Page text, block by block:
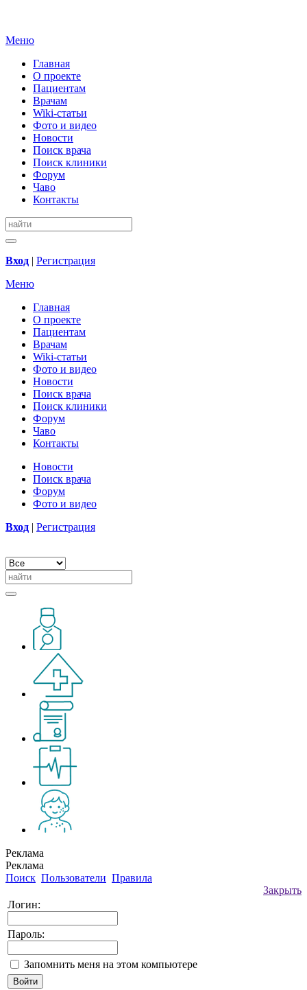
Меню
Главная
О проекте
Пациентам
Врачам
Wiki-статьи
Фото и видео
Новости
Поиск врача
Поиск клиники
Форум
Чаво
Контакты
Вход | Регистрация
Меню
Главная
О проекте
Пациентам
Врачам
Wiki-статьи
Фото и видео
Новости
Поиск врача
Поиск клиники
Форум
Чаво
Контакты
Новости
Поиск врача
Форум
Фото и видео
Вход | Регистрация
Реклама
Реклама
Поиск Пользователи Правила
Закрыть
Логин:
Пароль:
Запомнить меня на этом компьютере